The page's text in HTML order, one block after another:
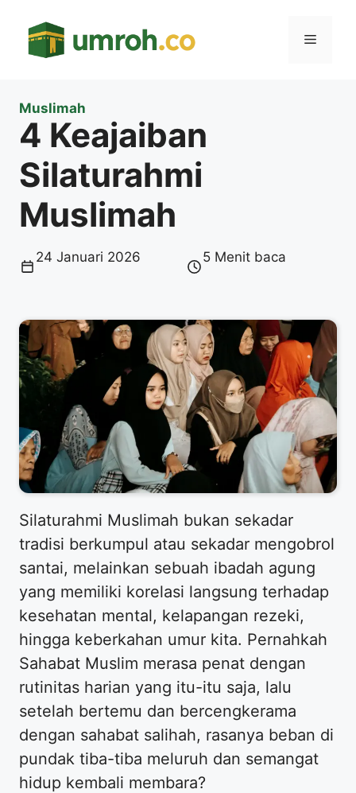
Menu
Muslimah
4 Keajaiban
Silaturahmi
Muslimah
24 Januari 2026 5 Menit baca
​Silaturahmi Muslimah bukan sekadar
tradisi berkumpul atau sekadar mengobrol
santai, melainkan sebuah ibadah agung
yang memiliki korelasi langsung terhadap
kesehatan mental, kelapangan rezeki,
hingga keberkahan umur kita. Pernahkah
Sahabat Muslim merasa penat dengan
rutinitas harian yang itu-itu saja, lalu
setelah bertemu dan bercengkerama
dengan sahabat salihah, rasanya beban di
pundak tiba-tiba meluruh dan semangat
hidup kembali membara?